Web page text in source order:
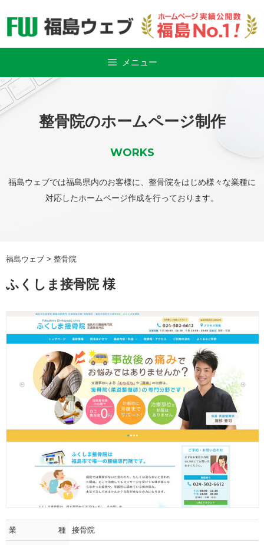
メニュー
整骨院のホームページ制作
WORKS
福島ウェブでは福島県内のお客様に、整骨院をはじめ様々な業種に
対応したホームページ作成を行っております。
福島ウェブ > 整骨院
ふくしま接骨院 様
業種 接骨院